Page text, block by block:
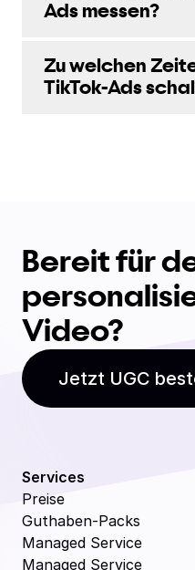
Ads messen?
Zu welchen
TikTok-Ads
Bereit für
Video?
Jetzt UGC
Services
Preise
Guthaben-Packs
Managed Service
Managed Service